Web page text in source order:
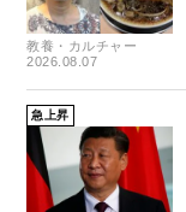
教養・カルチャー
2026.08.07
急上昇